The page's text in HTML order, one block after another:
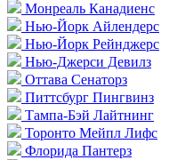
Монреаль Канадиенс
Нью-Йорк Айлендерс
Нью-Йорк Рейнджерс
Нью-Джерси Девилз
Оттава Сенаторз
Питтсбург Пингвинз
Тампа-Бэй Лайтнинг
Торонто Мейпл Лифс
Флорида Пантерз